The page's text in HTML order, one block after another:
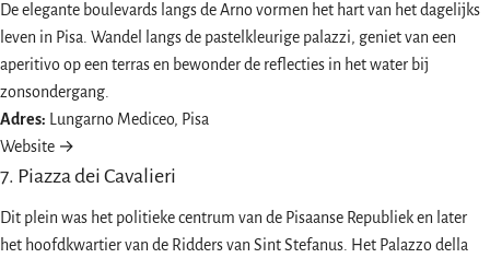
De elegante boulevards langs de Arno vormen het hart van het dagelijks
leven in Pisa. Wandel langs de pastelkleurige palazzi, geniet van een
aperitivo op een terras en bewonder de reflecties in het water bij
zonsondergang.
Adres: Lungarno Mediceo, Pisa
Website →
7. Piazza dei Cavalieri
Dit plein was het politieke centrum van de Pisaanse Republiek en later
het hoofdkwartier van de Ridders van Sint Stefanus. Het Palazzo della